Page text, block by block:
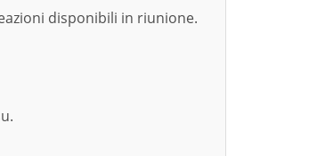
disponibili in riunione.